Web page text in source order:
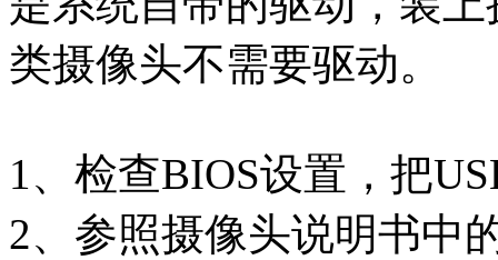
类摄像头不需要驱动。
1、检查BIOS设置，把
2、参照摄像头说明书中